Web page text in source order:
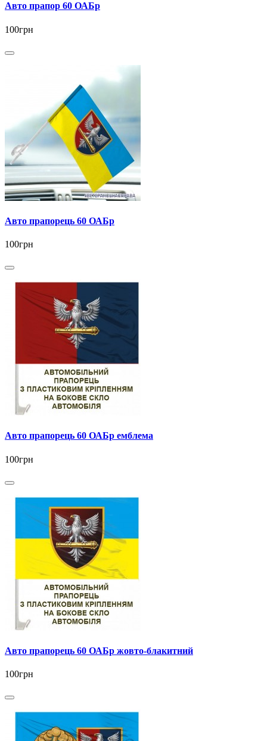
Авто прапор 60 ОАБр
100грн
Авто прапорець 60 ОАБр
100грн
Авто прапорець 60 ОАБр емблема
100грн
Авто прапорець 60 ОАБр жовто-блакитний
100грн